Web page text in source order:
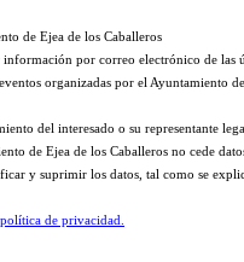
de Ejea de los Caballeros
por correo electrónico de las
organizadas por el Ayuntamiento
del interesado o su representante
de Ejea de los Caballeros no cede
y suprimir los datos, tal como se
política de privacidad.